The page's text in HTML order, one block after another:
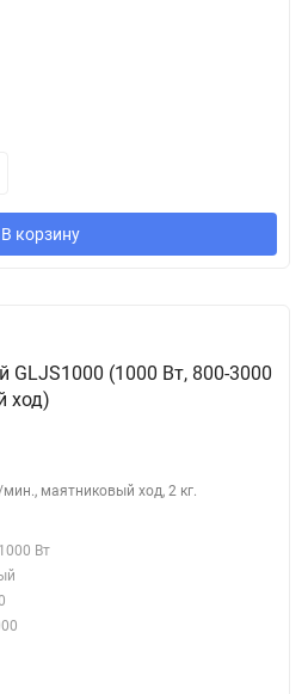
В корзину
GLJS1000 (1000 Вт, 800-3000
ход)
маятниковый ход, 2 кг.
1000 Вт